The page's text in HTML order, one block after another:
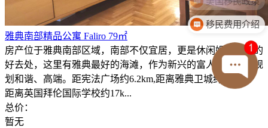
雅典南部精品公寓 Faliro 79㎡
房产位于雅典南部区域，南部不仅宜居，更是休闲娱乐度假的
好去处，这里有雅典最好的海滩，作为新兴的富人区，整体规
划和谐、高端。距宪法广场约6.2km,距离雅典卫城约5.5km、
距离英国拜伦国际学校约17k...
总价：
暂无
移民费用介绍